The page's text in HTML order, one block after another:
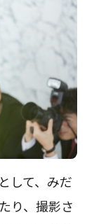
して、みだ
り、撮影さ